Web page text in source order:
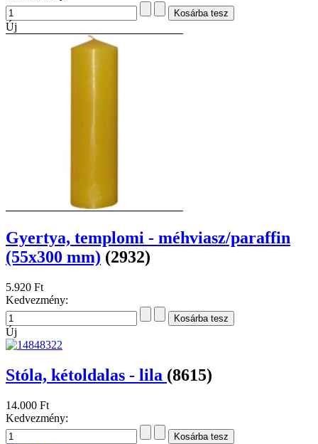
Új
Gyertya, templomi - méhviasz/paraffin
(55x300 mm) (2932)
5.920 Ft
Kedvezmény:
Új
Stóla, kétoldalas - lila (8615)
14.000 Ft
Kedvezmény: